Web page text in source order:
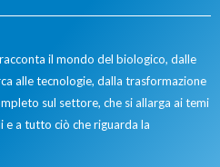
il mondo del biologico, dalle
alle tecnologie, dalla trasformazione
sul settore, che si allarga ai temi
a tutto ciò che riguarda la